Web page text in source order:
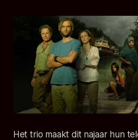
Het trio maakt dit najaar hun